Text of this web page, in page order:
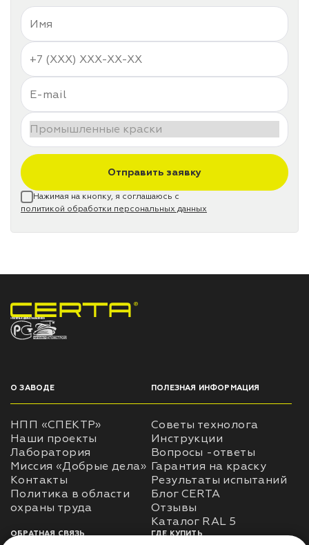
Отправить заявку
Нажимая на кнопку, я соглашаюсь с
политикой обработки персональных данных
НПП «СПЕКТР» ЗАВОД ЛАКОКРАСОЧНЫХ МАТЕРИАЛОВ
О ЗАВОДЕ
НПП «СПЕКТР»
Наши проекты
Лаборатория
Миссия «Добрые дела»
Контакты
Политика в области
ПОЛЕЗНАЯ ИНФОРМАЦИЯ
Советы технолога
Инструкции
Вопросы -ответы
Гарантия на краску
Результаты испытаний
Блог CERTA
Отзывы
Каталог RAL 5
ОБРАТНАЯ СВЯЗЬ ГДЕ КУПИТЬ